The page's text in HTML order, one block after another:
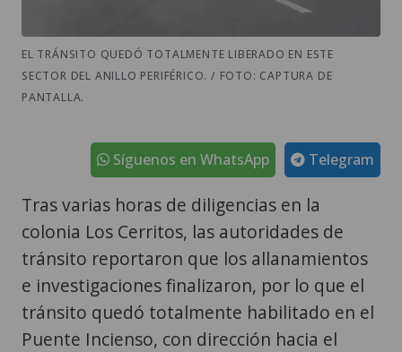
EL TRÁNSITO QUEDÓ TOTALMENTE LIBERADO EN ESTE
SECTOR DEL ANILLO PERIFÉRICO. / FOTO: CAPTURA DE
PANTALLA.
Telegram
Síguenos en WhatsApp
Tras varias horas de diligencias en la
colonia Los Cerritos, las autoridades de
tránsito reportaron que los allanamientos
e investigaciones finalizaron, por lo que el
tránsito quedó totalmente habilitado en el
Puente Incienso, con dirección hacia el